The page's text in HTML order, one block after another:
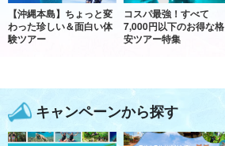
【沖縄本島】ちょっと変
わった珍しい＆面白い体
験ツアー
コスパ最強！すべて
7,000円以下のお得な格
安ツアー特集
キャンペーンから探す